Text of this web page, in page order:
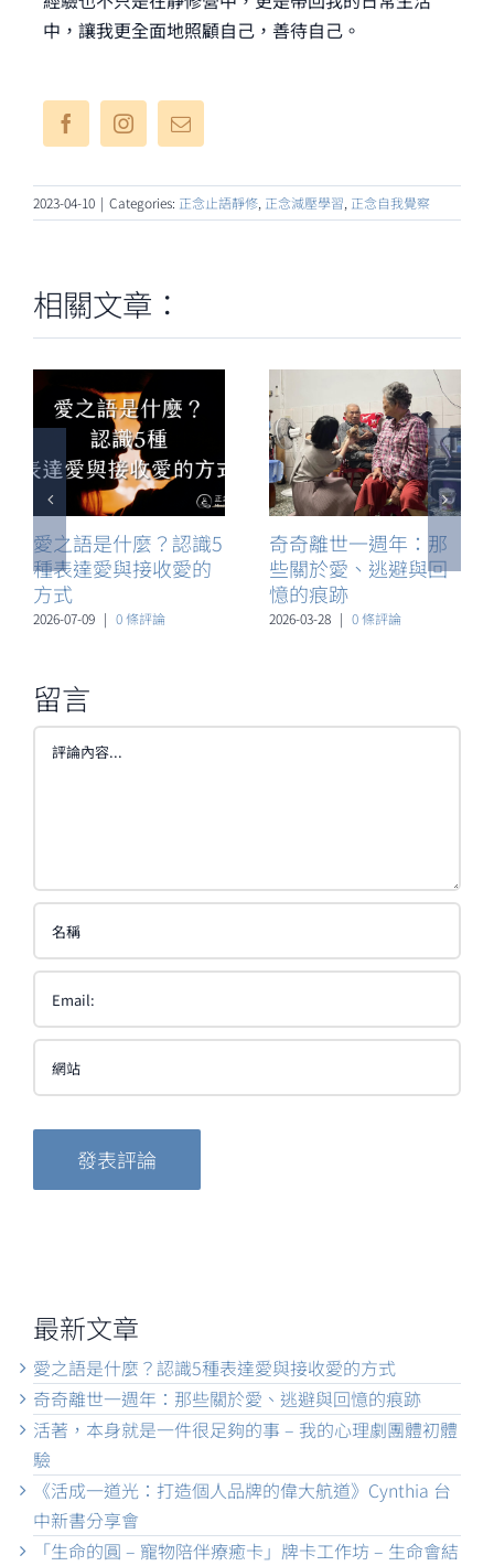
中，讓我更全面地照顧自己，善待自己。
2023-04-10 | Categories: 正念止語靜修 正念減壓學習 正念自我覺察
相關文章：
愛之語是什麼？認識5
種表達愛與接收愛的
方式
2026-07-09 | 0 條評論
奇奇離世一週年：那
些關於愛、逃避與回
憶的痕跡
2026-03-28 | 0 條評論
留言
Comment
最新文章
愛之語是什麼？認識5種表達愛與接收愛的方式
奇奇離世一週年：那些關於愛、逃避與回憶的痕跡
活著，本身就是一件很足夠的事 – 我的心理劇團體初體
驗
《活成一道光：打造個人品牌的偉大航道》Cynthia 台
中新書分享會
「生命的圓 – 寵物陪伴療癒卡」牌卡工作坊 – 生命會結